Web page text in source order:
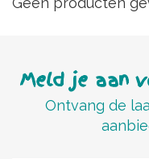
Meld je aan
Ontvang de